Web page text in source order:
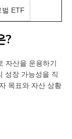
벌 ETF
?
자산을 운용하기
성장 가능성을 직
목표와 자산 상황